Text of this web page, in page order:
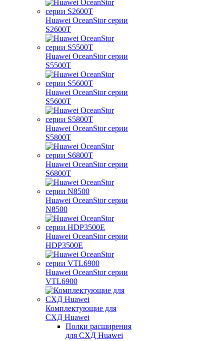
Huawei OceanStor серии
S2600T
Huawei OceanStor серии
S5500T
Huawei OceanStor серии
S5600T
Huawei OceanStor серии
S5800T
Huawei OceanStor серии
S6800T
Huawei OceanStor серии
N8500
Huawei OceanStor серии
HDP3500E
Huawei OceanStor серии
VTL6900
Комплектующие для
СХД Huawei
Полки расширения
для СХД Huawei